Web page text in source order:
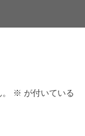
※ が付いている